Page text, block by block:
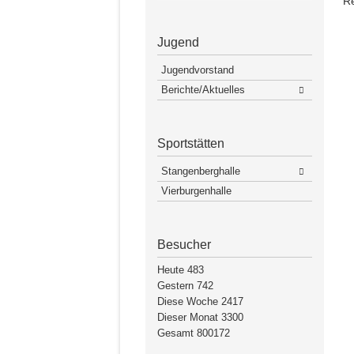
Jugend
Jugendvorstand
Berichte/Aktuelles
Sportstätten
Stangenberghalle
Vierburgenhalle
Besucher
Heute 483
Gestern 742
Diese Woche 2417
Dieser Monat 3300
Gesamt 800172